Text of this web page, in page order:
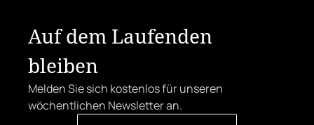
Auf dem Laufenden
bleiben
Melden Sie sich kostenlos für unseren
wöchentlichen Newsletter an.